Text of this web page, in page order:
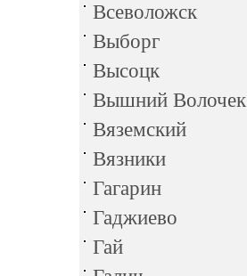
Всеволожск
Выборг
Высоцк
Вышний Волочек
Вяземский
Вязники
Гагарин
Гаджиево
Гай